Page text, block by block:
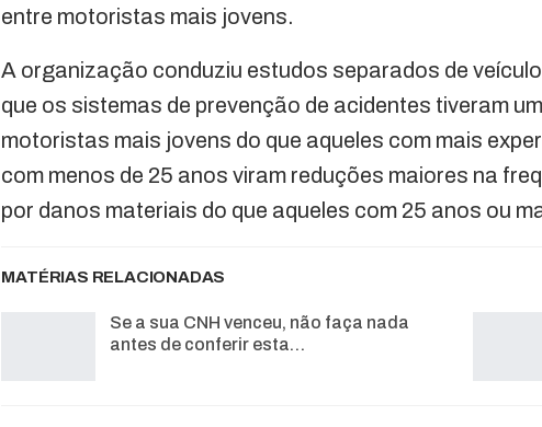
entre motoristas mais jovens.
A organização conduziu estudos separados de
que os sistemas de prevenção de acidentes tiveram
motoristas mais jovens do que aqueles com mais
com menos de 25 anos viram reduções maiores na
por danos materiais do que aqueles com 25 anos ou
MATÉRIAS RELACIONADAS
Se a sua CNH venceu, não faça nada
antes de conferir esta…